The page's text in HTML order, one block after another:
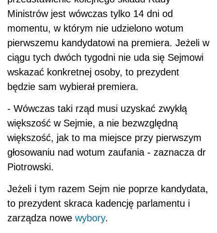
Ministrów jest wówczas tylko 14 dni od
momentu, w którym nie udzielono wotum
pierwszemu kandydatowi na premiera. Jeżeli w
ciągu tych dwóch tygodni nie uda się Sejmowi
wskazać konkretnej osoby, to prezydent
będzie sam wybierał premiera.
- Wówczas taki rząd musi uzyskać zwykłą
większość w Sejmie, a nie bezwzględną
większość, jak to ma miejsce przy pierwszym
głosowaniu nad wotum zaufania - zaznacza dr
Piotrowski.
Jeżeli i tym razem Sejm nie poprze kandydata,
to prezydent skraca kadencję parlamentu i
zarządza nowe wybory.